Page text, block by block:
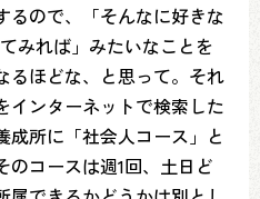
るので、「そんなに好きな
みれば」みたいなことを
るほどな、と思って。それ
インターネットで検索した
成所に「社会人コース」と
のコースは週1回、土日ど